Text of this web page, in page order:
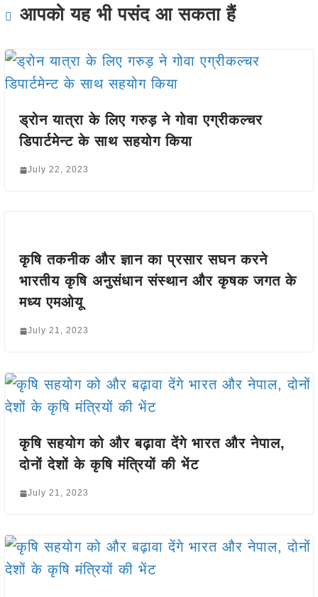
आपको यह भी पसंद आ सकता हैं
ड्रोन यात्रा के लिए गरुड़ ने गोवा एग्रीकल्चर
डिपार्टमेन्ट के साथ सहयोग किया
July 22, 2023
कृषि तकनीक और ज्ञान का प्रसार सघन करने
भारतीय कृषि अनुसंधान संस्थान और कृषक जगत के
मध्य एमओयू
July 21, 2023
कृषि सहयोग को और बढ़ावा देंगे भारत और नेपाल,
दोनों देशों के कृषि मंत्रियों की भेंट
July 21, 2023